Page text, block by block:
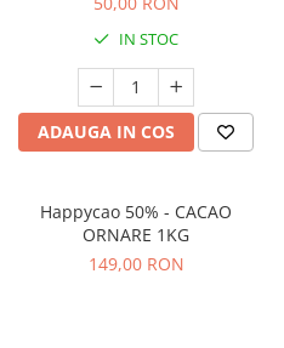
IN STOC
ADAUGA IN COS
Happycao 50% - CACAO
ORNARE 1KG
149,00 RON